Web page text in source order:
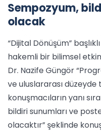
Sempozyum,
olacak
“Dijital Dönüşüm”
hakemli bir bilimsel
Dr. Nazife Güngör
ve uluslararası düzeyde
konuşmacıların yanı
bildiri sunumları ve
olacaktır” şeklinde